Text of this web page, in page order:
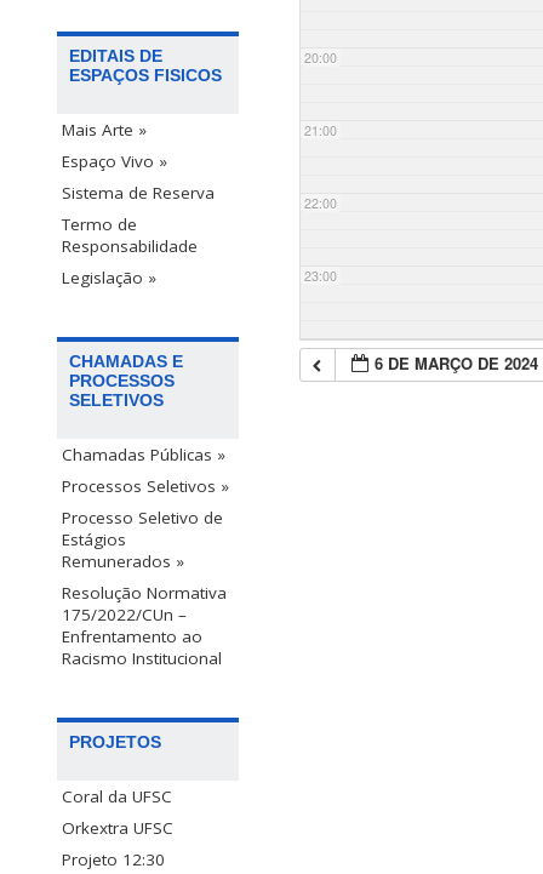
EDITAIS DE
ESPAÇOS FISICOS
Mais Arte »
Espaço Vivo »
Sistema de Reserva
Termo de
Responsabilidade
Legislação »
CHAMADAS E
PROCESSOS
SELETIVOS
Chamadas Públicas »
Processos Seletivos »
Processo Seletivo de
Estágios
Remunerados »
Resolução Normativa
175/2022/CUn –
Enfrentamento ao
Racismo Institucional
PROJETOS
Coral da UFSC
Orkextra UFSC
Projeto 12:30
20:00
21:00
22:00
23:00
6 DE MARÇO DE 2024